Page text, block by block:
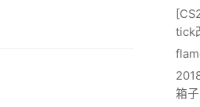
tick
箱